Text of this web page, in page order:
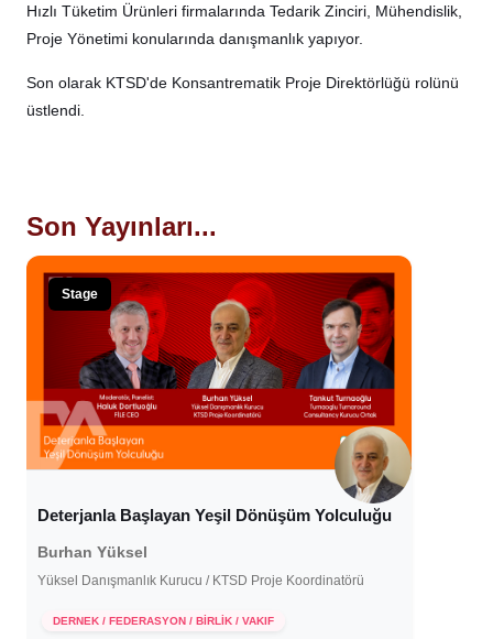
Hızlı Tüketim Ürünleri firmalarında Tedarik Zinciri, Mühendislik,
Proje Yönetimi konularında danışmanlık yapıyor.
Son olarak KTSD'de Konsantrematik Proje Direktörlüğü rolünü
üstlendi.
Son Yayınları...
Stage
Deterjanla Başlayan Yeşil Dönüşüm Yolculuğu
Burhan Yüksel
Yüksel Danışmanlık Kurucu / KTSD Proje Koordinatörü
DERNEK / FEDERASYON / BİRLİK / VAKIF